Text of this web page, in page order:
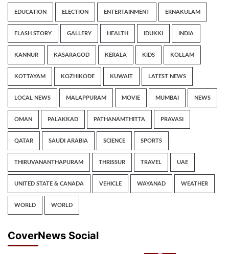
EDUCATION ELECTION ENTERTAINMENT ERNAKULAM
FLASH STORY GALLERY HEALTH IDUKKI INDIA
KANNUR KASARAGOD KERALA KIDS KOLLAM
KOTTAYAM KOZHIKODE KUWAIT LATEST NEWS
LOCAL NEWS MALAPPURAM MOVIE MUMBAI NEWS
OMAN PALAKKAD PATHANAMTHITTA PRAVASI
QATAR SAUDI ARABIA SCIENCE SPORTS
THIRUVANANTHAPURAM THRISSUR TRAVEL UAE
UNITED STATE & CANADA VEHICLE WAYANAD WEATHER
WORLD WORLD
CoverNews Social